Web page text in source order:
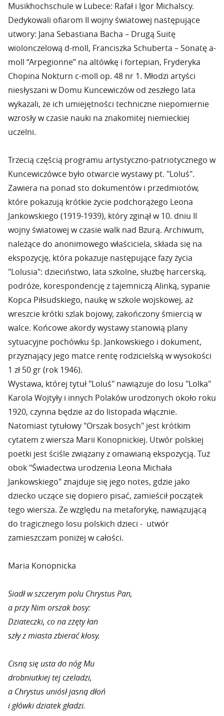
Musikhochschule w Lubece: Rafał i Igor Michalscy.
Dedykowali ofiarom II wojny światowej następujące
utwory: Jana Sebastiana Bacha – Drugą Suitę
wiolonczelową d-moll, Franciszka Schuberta – Sonatę a-
moll “Arpegionne” na altówkę i fortepian, Fryderyka
Chopina Nokturn c-moll op. 48 nr 1. Młodzi artyści
niesłyszani w Domu Kuncewiczów od zeszłego lata
wykazali, że ich umiejętności techniczne niepomiernie
wzrosły w czasie nauki na znakomitej niemieckiej
uczelni.
Trzecią częścią programu artystyczno-patriotycznego w
Kuncewiczówce było otwarcie wystawy pt. "Loluś".
Zawiera na ponad sto dokumentów i przedmiotów,
które pokazują krótkie życie podchorążego Leona
Jankowskiego (1919-1939), który zginął w 10. dniu II
wojny światowej w czasie walk nad Bzurą. Archiwum,
należące do anonimowego właściciela, składa się na
ekspozycję, która pokazuje następujące fazy życia
"Lolusia": dzieciństwo, lata szkolne, służbę harcerską,
podróże, korespondencję z tajemniczą Alinką, sypanie
Kopca Piłsudskiego, naukę w szkole wojskowej, aż
wreszcie krótki szlak bojowy, zakończony śmiercią w
walce. Końcowe akordy wystawy stanowią plany
sytuacyjne pochówku śp. Jankowskiego i dokument,
przyznający jego matce rentę rodzicielską w wysokości
1 zł 50 gr (rok 1946).
Wystawa, której tytuł "Loluś" nawiązuje do losu "Lolka"
Karola Wojtyły i innych Polaków urodzonych około roku
1920, czynna będzie aż do listopada włącznie.
Natomiast tytułowy "Orszak bosych" jest krótkim
cytatem z wiersza Marii Konopnickiej. Utwór polskiej
poetki jest ściśle związany z omawianą ekspozycją. Tuż
obok "Świadectwa urodzenia Leona Michała
Jankowskiego" znajduje się jego notes, gdzie jako
dziecko uczące się dopiero pisać, zamieścił początek
tego wiersza. Ze względu na metaforykę, nawiązującą
do tragicznego losu polskich dzieci - utwór
zamieszczam poniżej w całości.
Maria Konopnicka
Siadł w szczerym polu Chrystus Pan,
a przy Nim orszak bosy:
Dziateczki, co na zżęty łan
szły z miasta zbierać kłosy.
Cisną się usta do nóg Mu
drobniutkiej tej czeladzi,
a Chrystus uniósł jasną dłoń
i główki dziatek gładzi.